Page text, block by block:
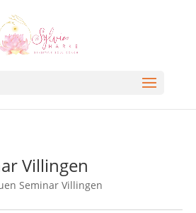
Villingen
Seminar Villingen